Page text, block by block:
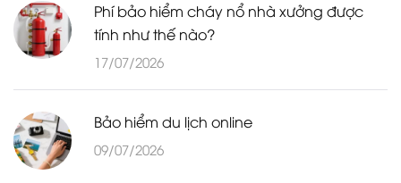
Phí bảo hiểm cháy nổ nhà xưởng được
tính như thế nào?
17/07/2026
Bảo hiểm du lịch online
09/07/2026